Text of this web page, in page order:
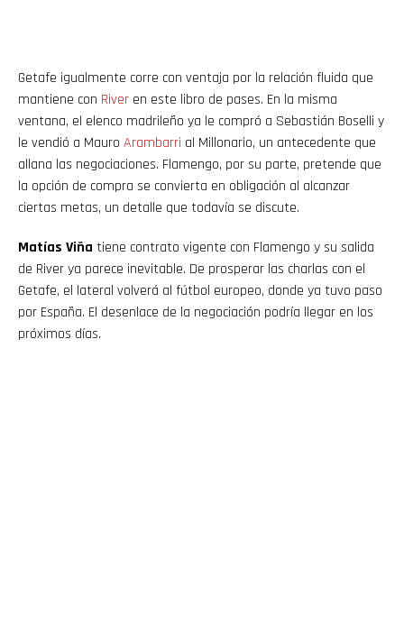
Getafe igualmente corre con ventaja por la relación fluida que
mantiene con River en este libro de pases. En la misma
ventana, el elenco madrileño ya le compró a Sebastián Boselli y
le vendió a Mauro Arambarri al Millonario, un antecedente que
allana las negociaciones. Flamengo, por su parte, pretende que
la opción de compra se convierta en obligación al alcanzar
ciertas metas, un detalle que todavía se discute.
Matías Viña tiene contrato vigente con Flamengo y su salida
de River ya parece inevitable. De prosperar las charlas con el
Getafe, el lateral volverá al fútbol europeo, donde ya tuvo paso
por España. El desenlace de la negociación podría llegar en los
próximos días.